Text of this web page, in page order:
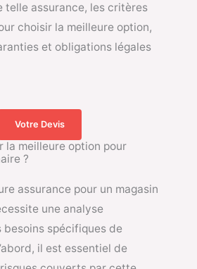
telle assurance, les critères
choisir la meilleure option,
et obligations légales
Votre Devis
la meilleure option pour
?
assurance pour un magasin
une analyse
besoins spécifiques de
il est essentiel de